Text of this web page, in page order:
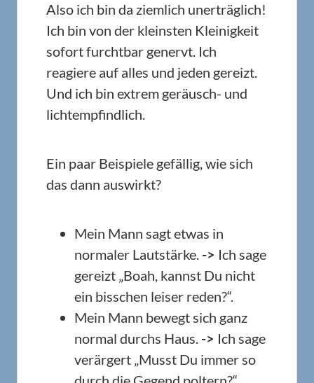
Also ich bin da ziemlich unerträglich!
Ich bin von der kleinsten Kleinigkeit
sofort furchtbar genervt. Ich
reagiere auf alles und jeden gereizt.
Und ich bin extrem geräusch- und
lichtempfindlich.
Ein paar Beispiele gefällig, wie sich
das dann auswirkt?
Mein Mann sagt etwas in
normaler Lautstärke. -> Ich sage
gereizt „Boah, kannst Du nicht
ein bisschen leiser reden?“.
Mein Mann bewegt sich ganz
normal durchs Haus. -> Ich sage
verärgert „Musst Du immer so